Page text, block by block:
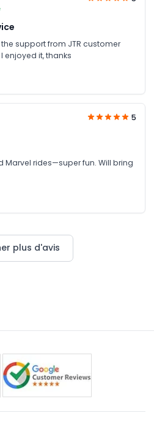
support from JTR customer
enjoyed it, thanks
5
Marvel rides—super fun. Will bring
plus d'avis